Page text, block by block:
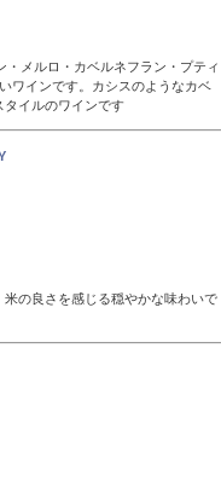
メルロ・カベルネフラン・プティ
ワインです。カシスのようなカベ
タイルのワインです
の良さを感じる穏やかな味わいで